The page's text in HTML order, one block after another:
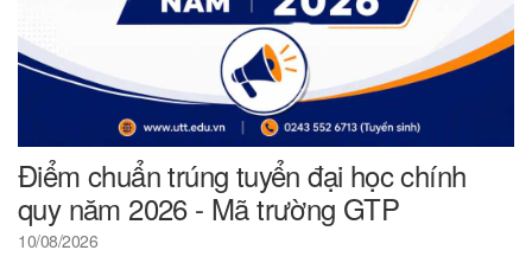
Điểm chuẩn trúng tuyển đại học chính
quy năm 2026 - Mã trường GTP
10/08/2026